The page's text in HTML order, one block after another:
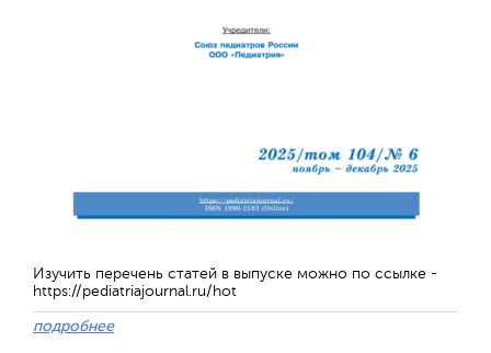
Изучить перечень статей в выпуске можно по ссылке -
https://pediatriajournal.ru/hot
подробнее